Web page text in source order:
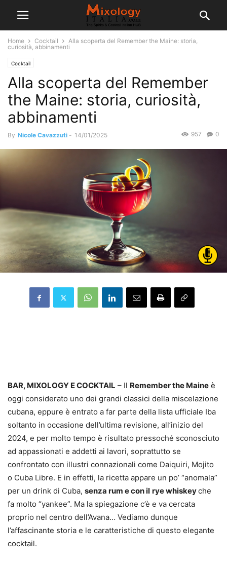
Home Cocktail
Alla scoperta del Remember the Maine: storia,
curiosità, abbinamenti
Cocktail
Alla scoperta del Remember
the Maine: storia, curiosità,
abbinamenti
By Nicole Cavazzuti - 14/01/2025 0
957
BAR, MIXOLOGY E COCKTAIL – Il Remember the Maine è
oggi considerato uno dei grandi classici della miscelazione
cubana, eppure è entrato a far parte della lista ufficiale Iba
soltanto in occasione dell’ultima revisione, all’inizio del
2024, e per molto tempo è risultato pressoché sconosciuto
ad appassionati e addetti ai lavori, soprattutto se
confrontato con illustri connazionali come Daiquiri, Mojito
o Cuba Libre. E in effetti, la ricetta appare un po’ “anomala”
per un drink di Cuba, senza rum e con il rye whiskeyche
fa molto “yankee”. Ma la spiegazione c’è e va cercata
proprio nel centro dell’Avana… Vediamo dunque
l’affascinante storia e le caratteristiche di questo elegante
cocktail.